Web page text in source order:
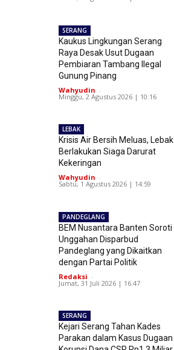
SERANG
Kaukus Lingkungan Serang
Raya Desak Usut Dugaan
Pembiaran Tambang Ilegal
Gunung Pinang
Wahyudin -
Minggu, 2 Agustus 2026 | 10:16
LEBAK
Krisis Air Bersih Meluas, Lebak
Berlakukan Siaga Darurat
Kekeringan
Wahyudin -
Sabtu, 1 Agustus 2026 | 14:59
PANDEGLANG
BEM Nusantara Banten Soroti
Unggahan Disparbud
Pandeglang yang Dikaitkan
dengan Partai Politik
Redaksi -
Jumat, 31 Juli 2026 | 16:47
SERANG
Kejari Serang Tahan Kades
Parakan dalam Kasus Dugaan